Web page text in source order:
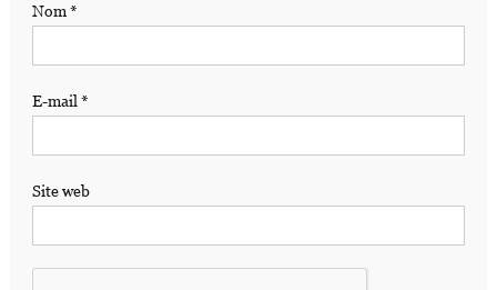
Nom*
E-mail *
Site web